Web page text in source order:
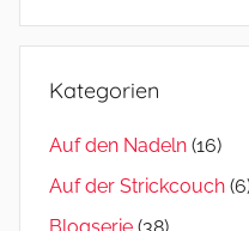
Kategorien
Auf den Nadeln (16)
Auf der Strickcouch